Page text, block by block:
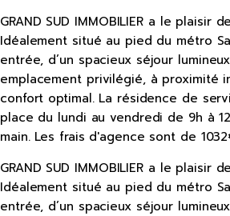
GRAND SUD IMMOBILIER a le
Idéalement situé au pied du métro
entrée, d’un spacieux séjour
emplacement privilégié, à proximité
confort optimal. La résidence de
place du lundi au vendredi de 9h à
main. Les frais d'agence sont de
GRAND SUD IMMOBILIER a le
Idéalement situé au pied du métro
entrée, d’un spacieux séjour